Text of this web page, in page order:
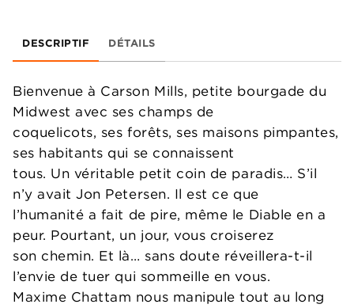
DESCRIPTIF DÉTAILS
Bienvenue à Carson Mills, petite bourgade du
Midwest avec ses champs de
coquelicots, ses forêts, ses maisons pimpantes,
ses habitants qui se connaissent
tous. Un véritable petit coin de paradis… S’il
n’y avait Jon Petersen. Il est ce que
l’humanité a fait de pire, même le Diable en a
peur. Pourtant, un jour, vous croiserez
son chemin. Et là… sans doute réveillera-t-il
l’envie de tuer qui sommeille en vous.
Maxime Chattam nous manipule tout au long